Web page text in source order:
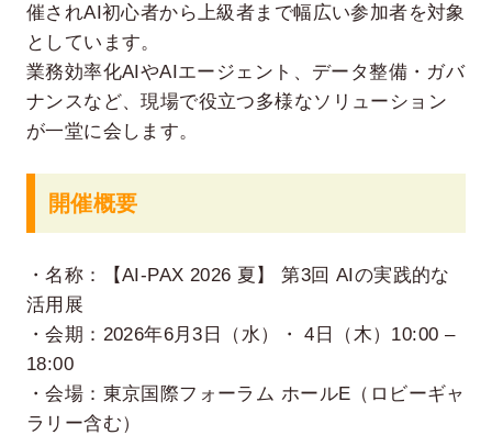
催されAI初心者から上級者まで幅広い参加者を対象
としています。
業務効率化AIやAIエージェント、データ整備・ガバ
ナンスなど、現場で役立つ多様なソリューション
が一堂に会します。
開催概要
・名称：【AI-PAX 2026 夏】 第3回 AIの実践的な
活用展
・会期：2026年6月3日（水）・ 4日（木）10:00 –
18:00
・会場：東京国際フォーラム ホールE（ロビーギャ
ラリー含む）